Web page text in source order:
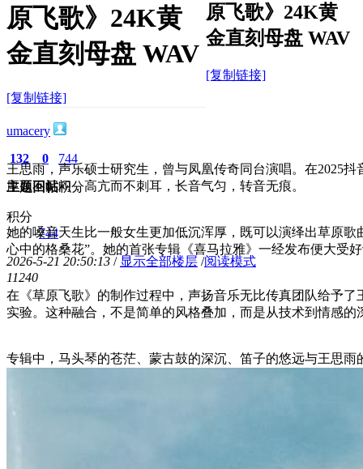
原飞歌》24K黄
金直刻母盘 WAV
[复制链接]
原飞歌》24K黄
金直刻母盘 WAV
[复制链接]
umacery
132
主题
0
回帖
744
积分
积分
744
2026-5-21 20:50:13 / 显示全部楼层 /阅读模式
11240
王思雨，声乐硕士研究生，曾与凤凰传奇同台演唱。在2025
厚而不沉闷，高亢而不刺耳，长音气匀，转音无痕。
她的嗓音天生比一般女生更加低沉浑厚，既可以演绎出草原
心中的格桑花”。她的首张专辑《喜马拉雅》一经发布便大受
在《草原飞歌》的制作过程中，声扬音乐无比传真团队给予
实验。这种融合，不是简单的风格叠加，而是从技术到情感的
专辑中，马头琴的苍茫、蒙古鼓的深沉、笛子的悠远与王思